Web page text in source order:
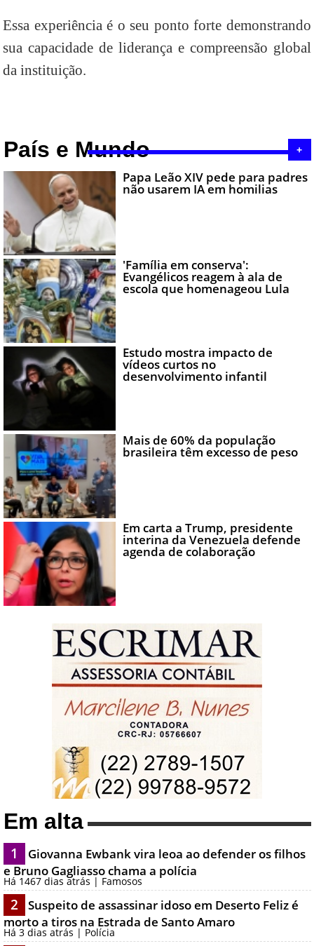
Essa experiência é o seu ponto forte demonstrando
sua capacidade de liderança e compreensão global
da instituição.
País e Mundo +
Papa Leão XIV pede para padres
não usarem IA em homilias
'Família em conserva':
Evangélicos reagem à ala de
escola que homenageou Lula
Estudo mostra impacto de
vídeos curtos no
desenvolvimento infantil
Mais de 60% da população
brasileira têm excesso de peso
Em carta a Trump, presidente
interina da Venezuela defende
agenda de colaboração
Em alta
1
Giovanna Ewbank vira leoa ao defender os filhos
e Bruno Gagliasso chama a polícia
Há 1467 dias atrás | Famosos
2
Suspeito de assassinar idoso em Deserto Feliz é
morto a tiros na Estrada de Santo Amaro
Há 3 dias atrás | Polícia